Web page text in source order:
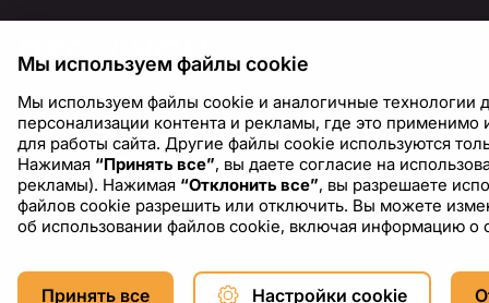
Блог
Copyright © 2026 DXF4YOU.
Мы используем файлы cookie
Мы используем файлы cookie и аналогичные технологии
персонализации контента и рекламы, где это
для работы сайта. Другие файлы cookie используются
Нажимая “Принять все”, вы даете согласие на
рекламы). Нажимая “Отклонить все”, вы разрешаете
файлов cookie разрешить или отключить. Вы можете
об использовании файлов cookie, включая информацию о
Принять все Настройки cookie